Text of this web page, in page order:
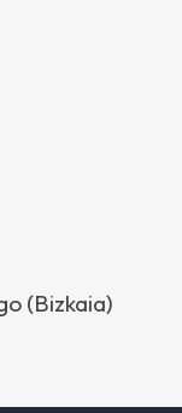
(Bizkaia)